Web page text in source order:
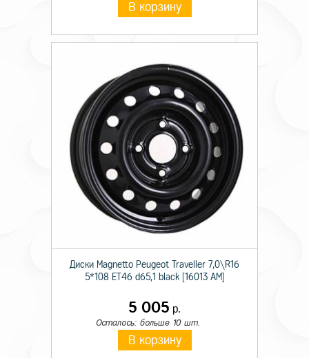
В корзину
Диски Magnetto Peugeot Traveller 7,0\R16
5*108 ET46 d65,1 black [16013 AM]
5 005 р.
Осталось: больше 10 шт.
В корзину